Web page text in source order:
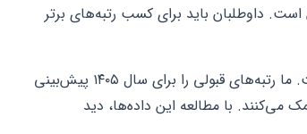
داوطلبان باید برای کسب رتبه‌های برتر
آمارهای این مقاله بر اساس نتایج سال‌های ۱۴۰۲ و ۱۴۰۳ است. ما رتبه‌های قبولی را برای سال ۱۴۰۵ پیش‌بینی
می‌کنند. با مطالعه این داده‌ها، دید